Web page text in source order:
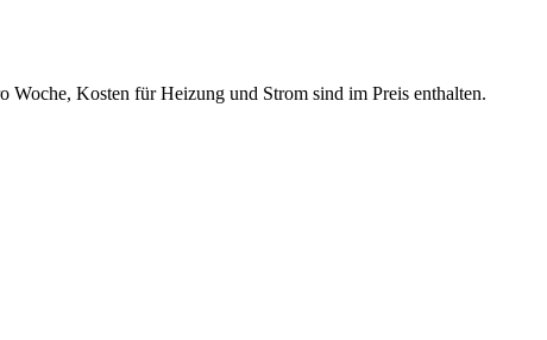
Woche, Kosten für Heizung und Strom sind im Preis enthalten.